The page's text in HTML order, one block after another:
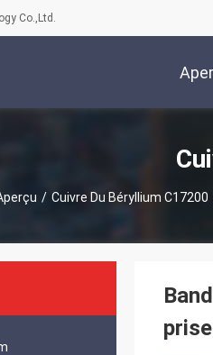
Co.,Ltd.
/ Cuivre Du Béryllium C17200